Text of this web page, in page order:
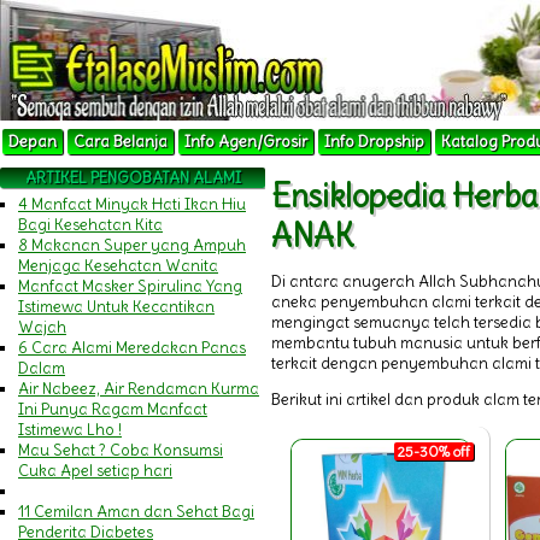
Depan Cara Belanja Info Agen/Grosir Info Dropship
Katalog
ARTIKEL PENGOBATAN ALAMI
4 Manfaat Minyak Hati Ikan Hiu
Bagi Kesehatan Kita
8 Makanan Super yang Ampuh
Menjaga Kesehatan Wanita
Manfaat Masker Spirulina Yang
Istimewa Untuk Kecantikan
Wajah
6 Cara Alami Meredakan Panas
Dalam
Air Nabeez, Air Rendaman Kurma
Ini Punya Ragam Manfaat
Istimewa Lho !
Mau Sehat ? Coba Konsumsi
Cuka Apel setiap hari
11 Cemilan Aman dan Sehat Bagi
Penderita Diabetes
Ensiklopedia
ANAK
Di antara anugerah Allah
aneka penyembuhan alami terkait
mengingat semuanya telah
membantu tubuh manusia untuk
terkait dengan penyembuhan alami
Berikut ini artikel dan produk alam
25-30% off